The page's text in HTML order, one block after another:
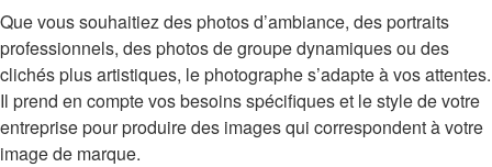
Que vous souhaitiez des photos d’ambiance, des portraits
professionnels, des photos de groupe dynamiques ou des
clichés plus artistiques, le photographe s’adapte à vos attentes.
Il prend en compte vos besoins spécifiques et le style de votre
entreprise pour produire des images qui correspondent à votre
image de marque.